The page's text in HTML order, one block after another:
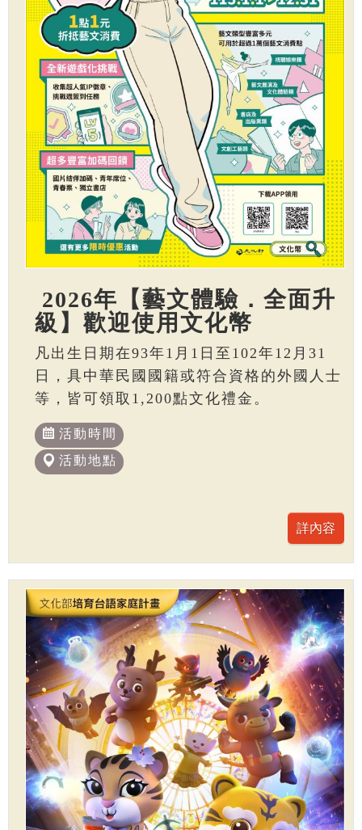
2026年【藝文體驗．全面升
級】歡迎使用文化幣
凡出生日期在93年1月1日至102年12月31
日，具中華民國國籍或符合資格的外國人士
等，皆可領取1,200點文化禮金。
活動時間
活動地點